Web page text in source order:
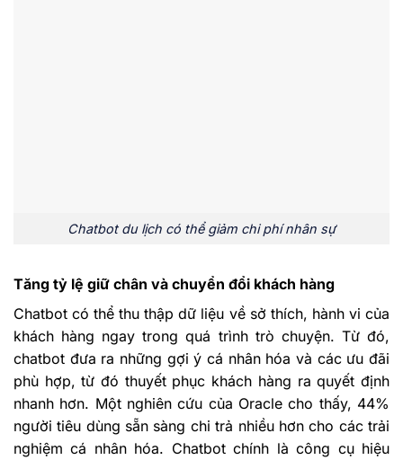
Chatbot du lịch có thể giảm chi phí nhân sự
Tăng tỷ lệ giữ chân và chuyển đổi khách hàng
Chatbot có thể thu thập dữ liệu về sở thích, hành vi của
khách hàng ngay trong quá trình trò chuyện. Từ đó,
chatbot đưa ra những gợi ý cá nhân hóa và các ưu đãi
phù hợp, từ đó thuyết phục khách hàng ra quyết định
nhanh hơn. Một nghiên cứu của Oracle cho thấy, 44%
người tiêu dùng sẵn sàng chi trả nhiều hơn cho các trải
nghiệm cá nhân hóa. Chatbot chính là công cụ hiệu